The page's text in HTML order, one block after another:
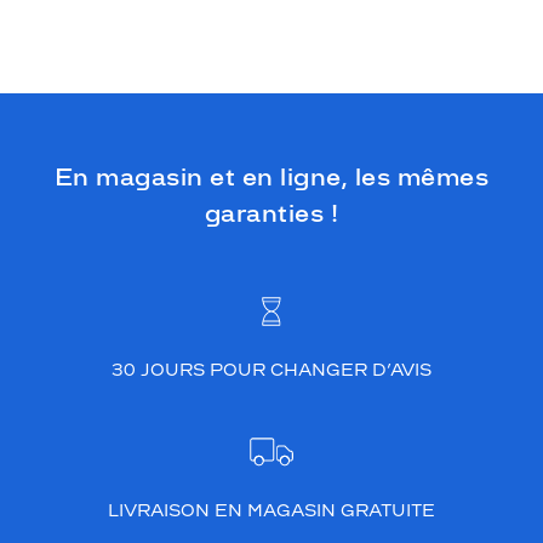
En magasin et en ligne, les mêmes
garanties !
30 JOURS POUR CHANGER D’AVIS
LIVRAISON EN MAGASIN GRATUITE